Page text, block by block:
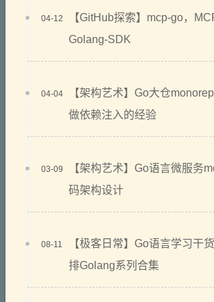
【GitHub探索】mcp-go，
Golang-SDK
04-12
【架构艺术】Go大仓
做依赖注入的经验
04-04
【架构艺术】Go语言微服务
码架构设计
03-09
【极客日常】Go语言学习
排Golang系列合集
08-11